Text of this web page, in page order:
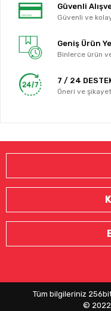
Güvenli
Güvenli ve
Geniş Ürün
Binlerce ürün
7 / 24
Öneri ve
Tüm bilgileriniz
© 2022